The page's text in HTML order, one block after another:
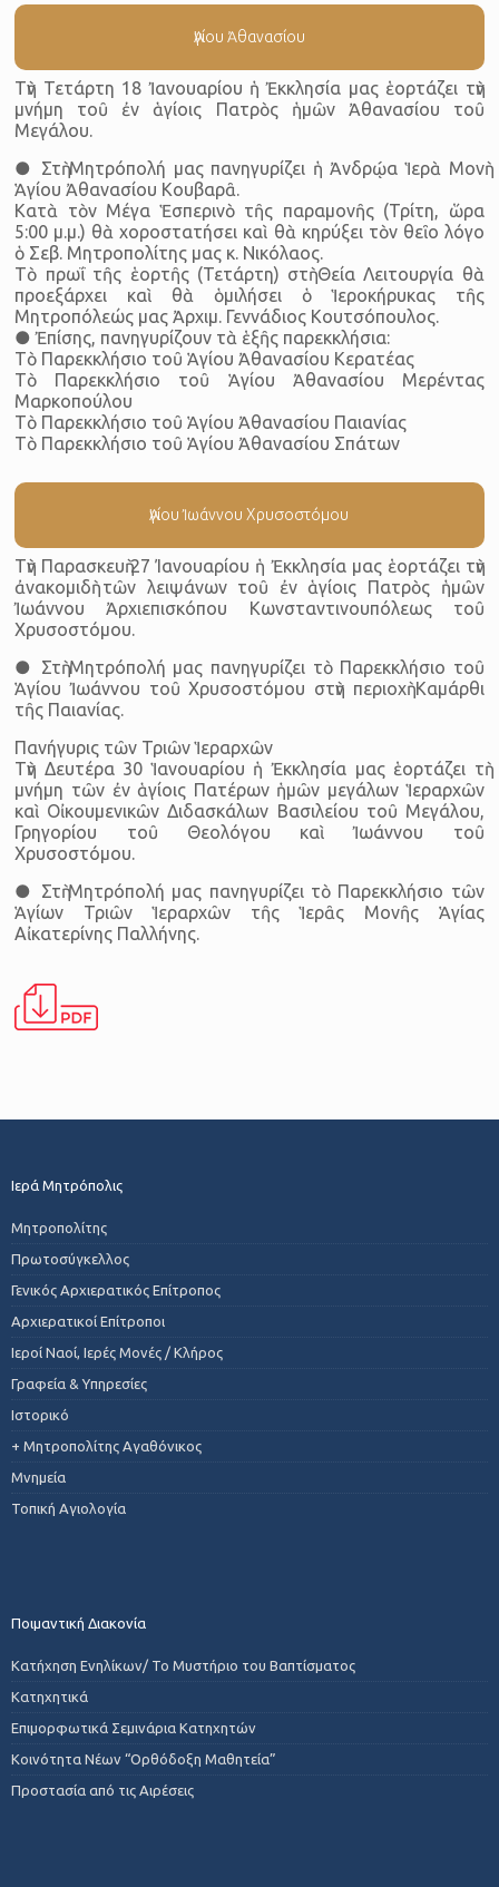
Ἁγίου Ἀθανασίου
Τὴν Τετάρτη 18 Ἰανουαρίου ἡ Ἐκκλησία μας ἑορτάζει τὴν
μνήμη τοῦ ἐν ἁγίοις Πατρὸς ἡμῶν Ἀθανασίου τοῦ
Μεγάλου.
● Στὴ Μητρόπολή μας πανηγυρίζει ἡ Ἀνδρῴα Ἱερὰ Μονὴ
Ἁγίου Ἀθανασίου Κουβαρᾶ.
Κατὰ τὸν Μέγα Ἑσπερινὸ τῆς παραμονῆς (Τρίτη, ὥρα
5:00 μ.μ.) θὰ χοροστατήσει καὶ θὰ κηρύξει τὸν θεῖο λόγο
ὁ Σεβ. Μητροπολίτης μας κ. Νικόλαος.
Τὸ πρωΐ τῆς ἑορτῆς (Τετάρτη) στὴ Θεία Λειτουργία θὰ
προεξάρχει καὶ θὰ ὁμιλήσει ὁ Ἱεροκήρυκας τῆς
Μητροπόλεώς μας Ἀρχιμ. Γεννάδιος Κουτσόπουλος.
● Ἐπίσης, πανηγυρίζουν τὰ ἑξῆς παρεκκλήσια:
Τὸ Παρεκκλήσιο τοῦ Ἁγίου Ἀθανασίου Κερατέας
Τὸ Παρεκκλήσιο τοῦ Ἁγίου Ἀθανασίου Μερέντας
Μαρκοπούλου
Τὸ Παρεκκλήσιο τοῦ Ἁγίου Ἀθανασίου Παιανίας
Τὸ Παρεκκλήσιο τοῦ Ἁγίου Ἀθανασίου Σπάτων
Ἁγίου Ἰωάννου Χρυσοστόμου
Τὴν Παρασκευὴ 27 Ίανουαρίου ἡ Ἐκκλησία μας ἑορτάζει τὴν
ἀνακομιδὴ τῶν λειψάνων τοῦ ἐν ἁγίοις Πατρὸς ἡμῶν
Ἰωάννου Ἀρχιεπισκόπου Κωνσταντινουπόλεως τοῦ
Χρυσοστόμου.
● Στὴ Μητρόπολή μας πανηγυρίζει τὸ Παρεκκλήσιο τoῦ
Ἁγίου Ἰωάννου τοῦ Χρυσοστόμου στὴν περιοχὴ Καμάρθι
τῆς Παιανίας.
Πανήγυρις τῶν Τριῶν Ἱεραρχῶν
Τὴν Δευτέρα 30 Ἱανουαρίου ἡ Ἐκκλησία μας ἑορτάζει τὴ
μνήμη τῶν ἐν ἁγίοις Πατέρων ἡμῶν μεγάλων Ἱεραρχῶν
καὶ Οἰκουμενικῶν Διδασκάλων Βασιλείου τοῦ Μεγάλου,
Γρηγορίου τοῦ Θεολόγου καὶ Ἰωάννου τοῦ
Χρυσοστόμου.
● Στὴ Μητρόπολή μας πανηγυρίζει τὸ Παρεκκλήσιο τῶν
Ἁγίων Τριῶν Ἱεραρχῶν τῆς Ἱερᾶς Μονῆς Ἁγίας
Αἰκατερίνης Παλλήνης.
Ιερά Μητρόπολις
Μητροπολίτης
Πρωτοσύγκελλος
Γενικός Αρχιερατικός Επίτροπος
Αρχιερατικοί Επίτροποι
Ιεροί Ναοί, Ιερές Μονές / Κλήρος
Γραφεία & Υπηρεσίες
Ιστορικό
+ Μητροπολίτης Αγαθόνικος
Μνημεία
Τοπική Αγιολογία
Ποιμαντική Διακονία
Κατήχηση Ενηλίκων/ Το Μυστήριο του Βαπτίσματος
Κατηχητικά
Επιμορφωτικά Σεμινάρια Κατηχητών
Κοινότητα Νέων “Ορθόδοξη Μαθητεία”
Προστασία από τις Αιρέσεις